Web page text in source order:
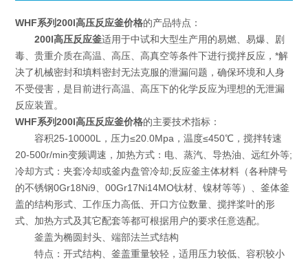
WHF系列200l高压反应釜价格的产品特点：
200l高压反应釜适用于中试和大型生产用的易燃、易爆、剧
毒、贵重介质在高温、高压、高真空等条件下进行搅拌反应，*解
决了机械密封和填料密封无法克服的泄漏问题，确保环境和人身
不受侵害，是目前进行高温、高压下的化学反应为理想的无泄漏
反应装置。
WHF系列200l高压反应釜价格的主要技术指标：
容积25-10000L，压力≤20.0Mpa，温度≤450℃，搅拌转速
20-500r/min变频调速，加热方式：电、蒸汽、导热油、远红外等;
冷却方式：夹套冷却或釜内盘管冷却;反应釜主体材料（各种牌号
的不锈钢0Gr18Ni9、00Gr17Ni14MO钛材、镍材等等）、釜体釜
盖的结构形式、工作压力高低、开口方位数量、搅拌桨叶的形
式、加热方式及其它配套等都可根据用户的要求任意选配。
釜盖为椭圆封头、端部法兰式结构
特点：开式结构、釜盖重量较轻，适用压力较低、容积较小